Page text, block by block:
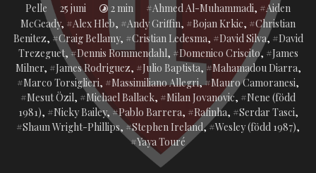
Pelle 25 juni 2 min
Inlagd
i:
Ahmed Al-Muhammadi,
Aiden
McGeady, Alex Hleb, Andy Griffin, Bojan Krkic,
Christian
Benitez, Craig Bellamy, Cristian Ledesma, David Silva,
David
Trezeguet, Dennis Rommendahl, Domenico Criscito,
James
Milner, James Rodriguez, Julio Baptista, Mahamadou Diarra,
Marco Torsiglieri, Massimiliano Allegri, Mauro Camoranesi,
Mesut Özil, Michael Ballack, Milan Jovanovic,
Nene (född
1981), Nicky Bailey, Pablo Barrera, Rafinha, Serdar Tasci,
Shaun Wright-Phillips, Stephen Ireland, Wesley (född 1987),
Yaya Touré